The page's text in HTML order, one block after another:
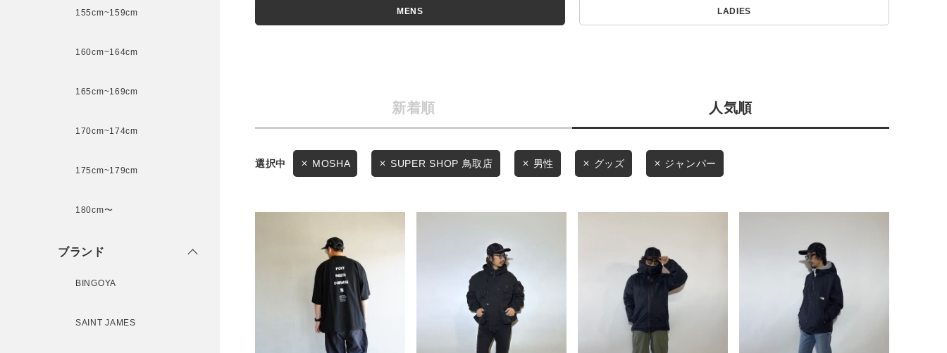
アイテムを探す
スタイリングから探す
WEB限定アイテムを探す
BINGOYAについて
採用情報
お知らせ
ご利用ガイド
ギフトラッピング
お問い合わせ
無料公式アプリダウンロード
価格
セール価格 WEB限定
在庫
在庫なし含む
この条件で絞り込む
155cm~159cm
160cm~164cm
165cm~169cm
170cm~174cm
175cm~179cm
180cm〜
ブランド
BINGOYA
SAINT JAMES
MENS LADIES
新着順 人気順
MOSHA SUPER SHOP 鳥取店 男性 グッズ ジャンパー